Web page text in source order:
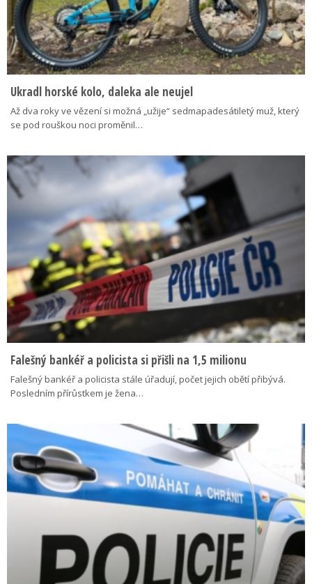
Ukradl horské kolo, daleka ale neujel
Až dva roky ve vězení si možná „užije“ sedmapadesátiletý muž, který
se pod rouškou noci proměnil…
Falešný bankéř a policista si přišli na 1,5 milionu
Falešný bankéř a policista stále úřadují, počet jejich obětí přibývá.
Posledním přírůstkem je žena…